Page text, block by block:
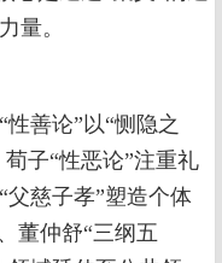
量。
善论”以“恻隐之
子“性恶论”注重礼
慈子孝”塑造个体
董仲舒“三纲五